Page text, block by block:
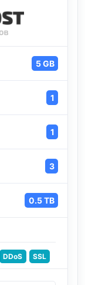
5 GB
1
1
3
0.5 TB
DDoS SSL